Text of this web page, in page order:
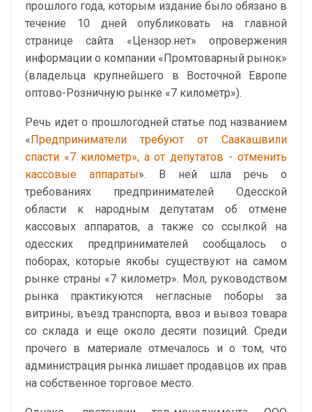
прошлого года, которым издание было обязано в
течение 10 дней опубликовать на главной
странице сайта «Цензор.нет» опровержения
информации о компании «Промтоварный рынок»
(владельца крупнейшего в Восточной Европе
оптово-Розничную рынке «7 километр»).
Речь идет о прошлогодней статье под названием
«Предприниматели требуют от Саакашвили
спасти «7 километр», а от депутатов - отменить
кассовые аппараты». В ней шла речь о
требованиях предпринимателей Одесской
области к народным депутатам об отмене
кассовых аппаратов, а также со ссылкой на
одесских предпринимателей сообщалось о
поборах, которые якобы существуют на самом
рынке страны «7 километр». Мол, руководством
рынка практикуются негласные поборы за
витрины, въезд транспорта, ввоз и вывоз товара
со склада и еще около десяти позиций. Среди
прочего в материале отмечалось и о том, что
администрация рынка лишает продавцов их прав
на собственное торговое место.